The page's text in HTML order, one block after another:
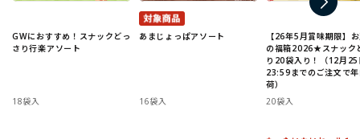
GWにおすすめ！スナックどっ
さり行楽アソート
18袋入
あまじょっぱアソート
16袋入
【26年5月賞味期限】
の福箱2026★スナック
り20袋入り！（12月25
23:59までのご注文で
荷）
20袋入